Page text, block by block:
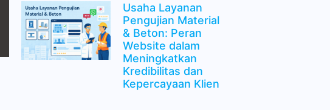
Usaha Layanan
Pengujian Material
& Beton: Peran
Website dalam
Meningkatkan
Kredibilitas dan
Kepercayaan Klien